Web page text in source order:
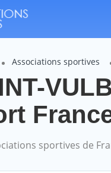
Associations sportives
sportives de